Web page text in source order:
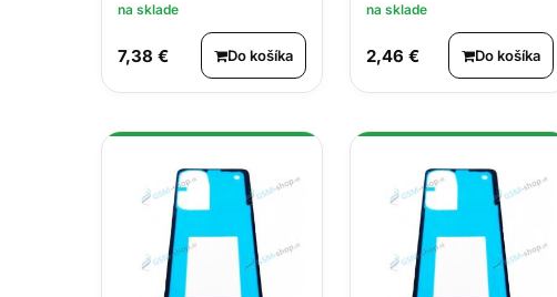
na sklade
7,38 € Do košíka
na sklade
2,46 € Do košíka